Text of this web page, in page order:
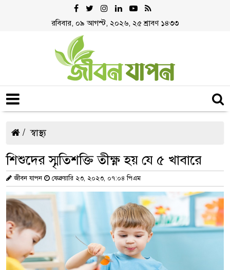
রবিবার, ০৯ আগস্ট, ২০২৬, ২৫ শ্রাবণ ১৪৩৩
স্বাস্থ্য
শিশুদের স্মৃতিশক্তি তীক্ষ্ণ হয় যে ৫ খাবারে
জীবন যাপন ফেব্রুয়ারি ২৩, ২০২৩, ০৭:০৪ পিএম